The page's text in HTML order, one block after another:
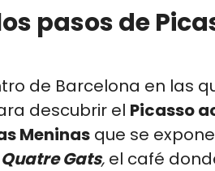
pasos de
de Barcelona en las
descubrir el Picasso
Meninas que se
Quatre Gats, el café